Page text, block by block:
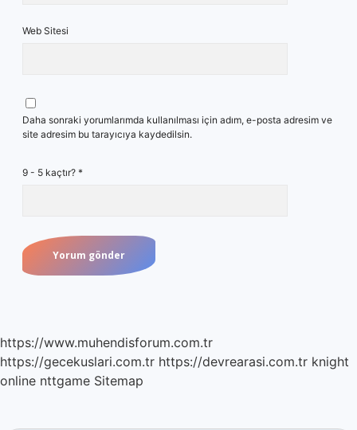
Web Sitesi
Daha sonraki yorumlarımda kullanılması için adım, e-posta adresim ve
site adresim bu tarayıcıya kaydedilsin.
9 - 5 kaçtır? *
https://www.muhendisforum.com.tr
https://gecekuslari.com.tr https://devrearasi.com.tr knight
online nttgame Sitemap